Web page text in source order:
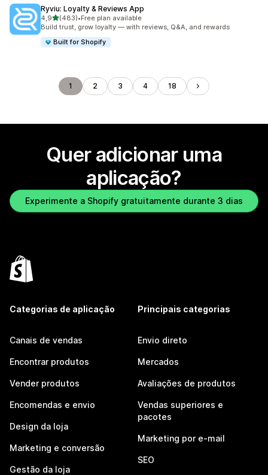
Ryviu: Loyalty & Reviews App
4,9de 5 estrelas
(483)
483 total de avaliações
•Free plan available
Build trust, grow loyalty — with reviews, Q&A, and rewards
Built for Shopify
1 2 3 4 18
Quer adicionar uma
aplicação?
Experimente a Shopify gratuitamente durante 3 dias
Categorias de aplicação
Canais de vendas
Encontrar produtos
Vender produtos
Encomendas e envio
Design da loja
Marketing e conversão
Gestão da loja
Principais categorias
Envio direto
Mercados
Avaliações de produtos
Vendas superiores e
pacotes
Marketing por e-mail
SEO